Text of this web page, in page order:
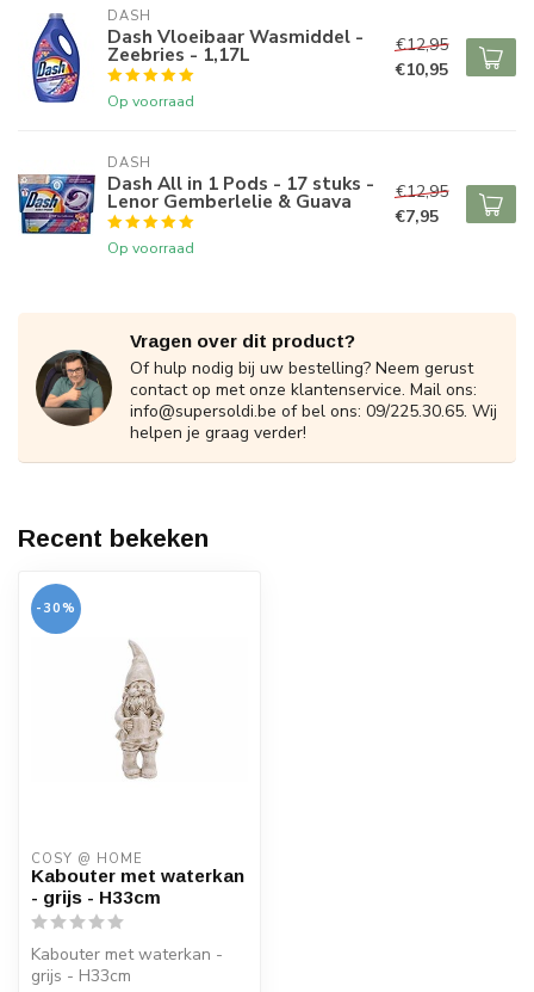
DASH
Dash Vloeibaar Wasmiddel -
Zeebries - 1,17L
Op voorraad
€12,95
€10,95
DASH
Dash All in 1 Pods - 17 stuks -
Lenor Gemberlelie & Guava
Op voorraad
€12,95
€7,95
Vragen over dit product?
Of hulp nodig bij uw bestelling? Neem gerust
contact op met onze klantenservice. Mail ons:
info@supersoldi.be of bel ons: 09/225.30.65. Wij
helpen je graag verder!
Recent bekeken
-30%
COSY @ HOME
Kabouter met waterkan
- grijs - H33cm
Kabouter met waterkan -
grijs - H33cm